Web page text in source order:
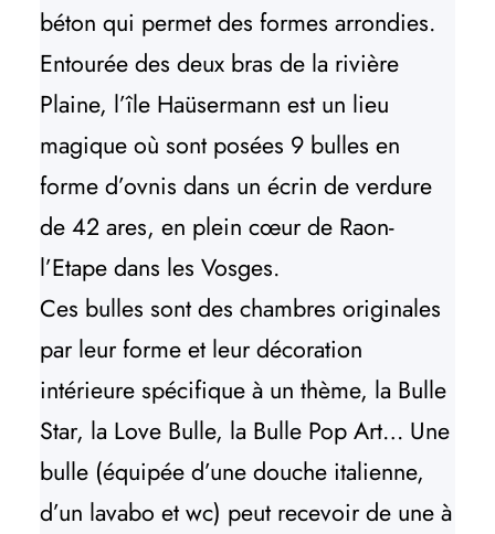
béton qui permet des formes arrondies.
Entourée des deux bras de la rivière
Plaine, l’île Haüsermann est un lieu
magique où sont posées 9 bulles en
forme d’ovnis dans un écrin de verdure
de 42 ares, en plein cœur de Raon-
l’Etape dans les Vosges.
Ces bulles sont des chambres originales
par leur forme et leur décoration
intérieure spécifique à un thème, la Bulle
Star, la Love Bulle, la Bulle Pop Art… Une
bulle (équipée d’une douche italienne,
d’un lavabo et wc) peut recevoir de une à